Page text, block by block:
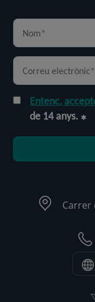
Entenc,
de 14 anys.
Carrer